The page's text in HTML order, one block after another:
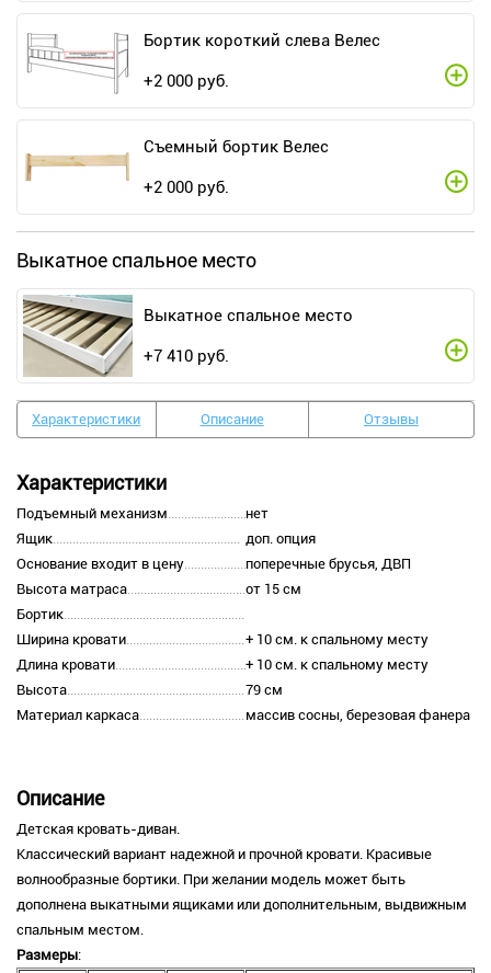
Бортик короткий слева Велес
+2 000 руб.
Съемный бортик Велес
+2 000 руб.
Выкатное спальное место
Выкатное спальное место
+7 410 руб.
Характеристики Описание Отзывы
Характеристики
Подъемный механизм
нет
Ящик
доп. опция
Основание входит в цену
поперечные брусья, ДВП
Высота матраса
от 15 см
Бортик
Ширина кровати
+ 10 см. к спальному месту
Длина кровати
+ 10 см. к спальному месту
Высота
79 см
Материал каркаса
массив сосны, березовая фанера
Описание
Детская кровать-диван.
Классический вариант надежной и прочной кровати. Красивые
волнообразные бортики. При желании модель может быть
дополнена выкатными ящиками или дополнительным, выдвижным
спальным местом.
Размеры: